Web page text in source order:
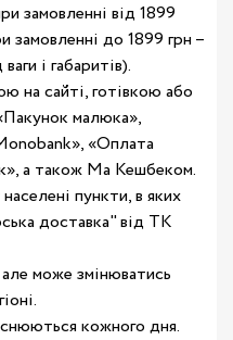
замовленні від 1899
замовленні до 1899 грн –
і габаритів).
на сайті, готівкою або
малюка»,
«Оплата
а також Ма Кешбеком.
пункти, в яких
доставка" від ТК
може змінюватись
кожного дня.